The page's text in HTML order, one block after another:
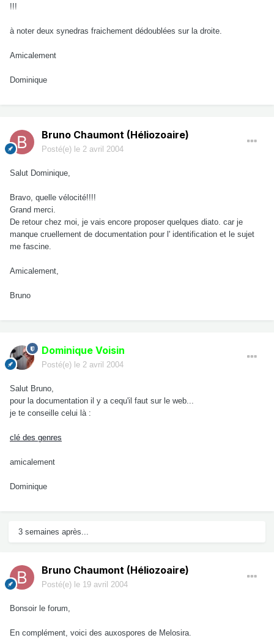
!!!
à noter deux synedras fraichement dédoublées sur la droite.
Amicalement
Dominique
Bruno Chaumont (Héliozoaire)
Posté(e) le 2 avril 2004
Salut Dominique,
Bravo, quelle vélocité!!!!
Grand merci.
De retour chez moi, je vais encore proposer quelques diato. car je
manque cruellement de documentation pour l' identification et le sujet
me fascine.
Amicalement,
Bruno
Dominique Voisin
Posté(e) le 2 avril 2004
Salut Bruno,
pour la documentation il y a cequ'il faut sur le web...
je te conseille celui là :
clé des genres
amicalement
Dominique
3 semaines après...
Bruno Chaumont (Héliozoaire)
Posté(e) le 19 avril 2004
Bonsoir le forum,
En complément, voici des auxospores de Melosira.